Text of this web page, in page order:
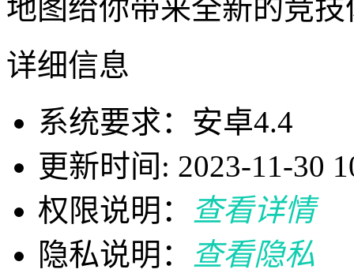
地图给你带来全新的竞技
详细信息
系统要求：安卓4.4
更新时间: 2023-11-30
权限说明：
查看详情
隐私说明：
查看隐私